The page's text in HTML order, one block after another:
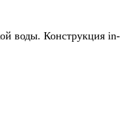
воды. Конструкция